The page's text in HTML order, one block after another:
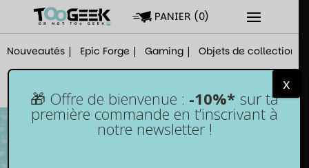
PANIER (0)
Nouveautés Epic Forge Gaming Objets de collection
🎁 Offre de bienvenue : -10%* sur ta
première commande en t’inscrivant à
notre newsletter !
x